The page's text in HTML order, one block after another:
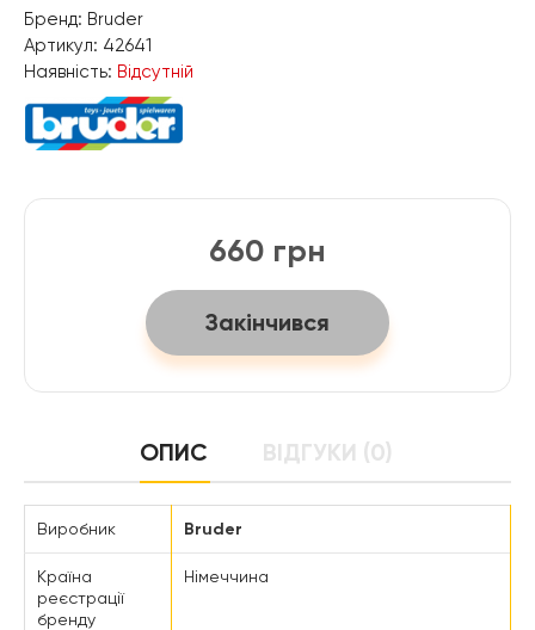
Бренд: Bruder
Артикул: 42641
Наявність: Відсутній
660 грн
Закінчився
ОПИС ВІДГУКИ (0)
Виробник Bruder
Країна
реєстрації
бренду
Німеччина